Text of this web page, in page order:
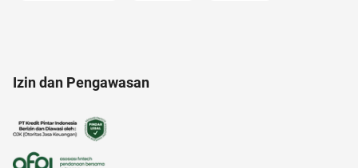
alat cek gula darah
Izin dan Pengawasan